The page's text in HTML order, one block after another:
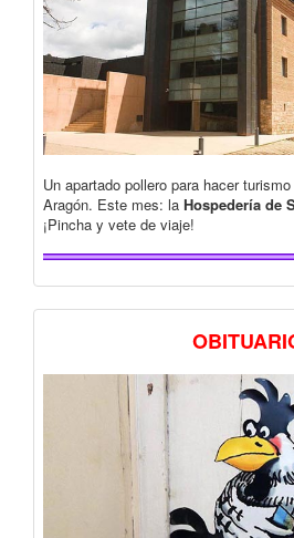
Un apartado pollero para hacer
Aragón. Este mes: la Hospedería de
¡Pincha y vete de viaje!